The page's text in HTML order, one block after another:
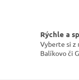
Rýchle a
Vyberte si z
Balíkovo či